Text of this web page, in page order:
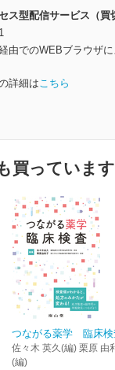
ス型配信サービス（買
1
由でのWEBブラウザ
詳細はこちら
買っています
つながる薬学 臨床検
佐々木 英久(編) 栗原 由
(編)